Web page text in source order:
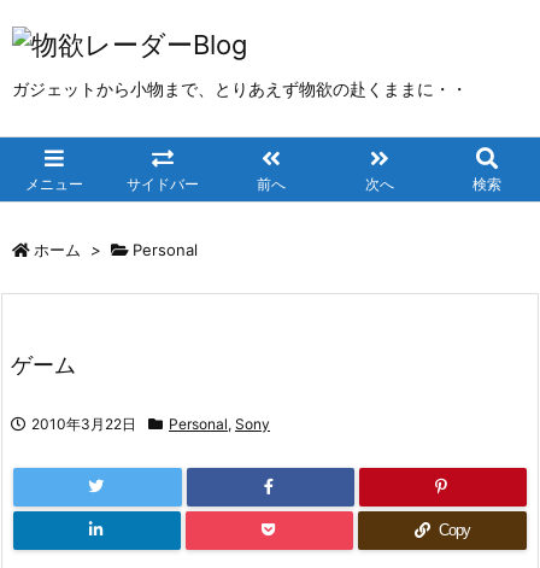
ガジェットから小物まで、とりあえず物欲の赴くままに・・
メニュー サイドバー 前へ 次へ 検索
ホーム > Personal
ゲーム
2010年3月22日 Personal, Sony
Copy